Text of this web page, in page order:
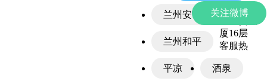
关注微博
兰州安宁
兰州和平
平凉 酒泉
区皋兰路1
号工贸大
厦16层
客服热